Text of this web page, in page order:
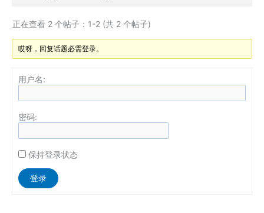
正在查看 2 个帖子：1-2 (共 2 个帖子)
哎呀，回复话题必需登录。
用户名:
密码:
保持登录状态
Alternative:
登录